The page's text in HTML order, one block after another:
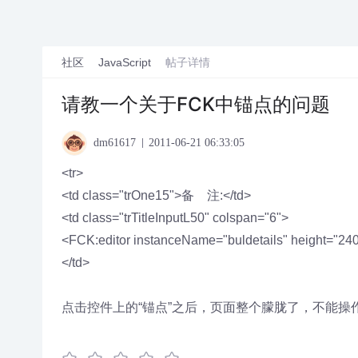
社区 JavaScript 帖子详情
请教一个关于FCK中锚点的问题
dm61617 2011-06-21 06:33:05
<tr>
<td class="trOne15">备 注:</td>
<td class="trTitleInputL50" colspan="6">
<FCK:editor instanceName="buldetails"
</td>
点击控件上的“锚点”之后，页面整个朦胧了，不能操